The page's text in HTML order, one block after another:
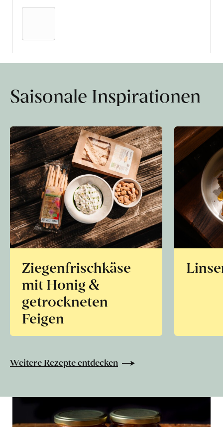
Saisonale Inspirationen
Ziegenfrischkäse
mit Honig &
getrockneten
Feigen
Weitere Rezepte entdecken